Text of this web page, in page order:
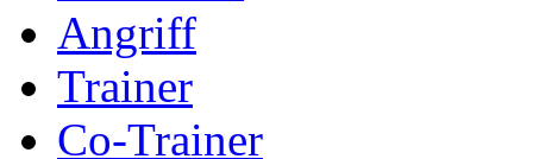
Angriff
Trainer
Co-Trainer